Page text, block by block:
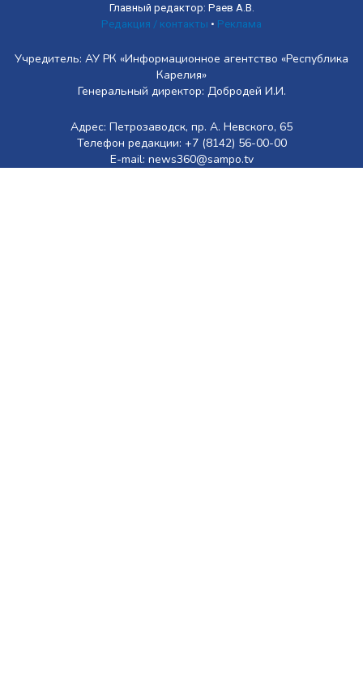
Главный редактор: Раев А.В.
Редакция / контакты • Реклама
Учредитель: АУ РК «Информационное агентство «Республика
Карелия»
Генеральный директор: Добродей И.И.
Адрес: Петрозаводск, пр. А. Невского, 65
Телефон редакции: +7 (8142) 56-00-00
E-mail: news360@sampo.tv